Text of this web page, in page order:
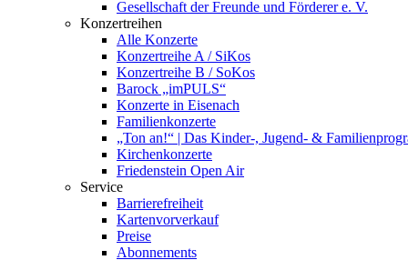
Gesellschaft der Freunde und Förderer e. V.
Konzertreihen
Alle Konzerte
Konzertreihe A / SiKos
Konzertreihe B / SoKos
Barock „imPULS“
Konzerte in Eisenach
Familienkonzerte
„Ton an!“ | Das Kinder-, Jugend- &
Kirchenkonzerte
Friedenstein Open Air
Service
Barrierefreiheit
Kartenvorverkauf
Preise
Abonnements